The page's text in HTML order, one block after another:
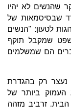
שהנשים לא יהיו
שבסיסמאות של
לטעון: "הנשים
שמקבל תוקף
הם שמשלמים
נעצר רק בהגדרת
ביותר של
זרביב מזהה